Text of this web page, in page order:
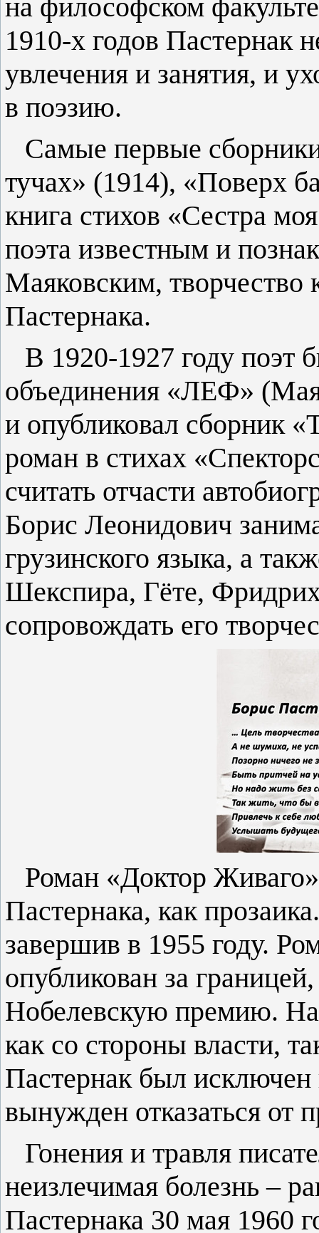
на философском
1910-х годов Пастернак
увлечения и занятия, и
в поэзию.
Самые первые
тучах» (1914), «Поверх
книга стихов «Сестра
поэта известным и
Маяковским, творчество
Пастернака.
В 1920-1927 году поэт
объединения «ЛЕФ»
и опубликовал сборник
роман в стихах
считать отчасти
Борис Леонидович
грузинского языка, а
Шекспира, Гёте,
сопровождать его
Роман «Доктор
Пастернака, как
завершив в 1955 году.
опубликован за
Нобелевскую премию. На
как со стороны власти,
Пастернак был
вынужден отказаться от
Гонения и травля
неизлечимая болезнь –
Пастернака 30 мая 1960